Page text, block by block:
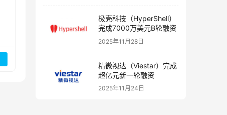
极壳科技（HyperShell）
完成7000万美元B轮融资
2025年11月28日
精微视达（Viestar）完成
超亿元新一轮融资
2025年11月24日